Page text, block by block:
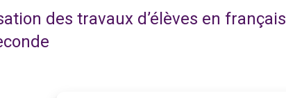
des travaux d’élèves en français